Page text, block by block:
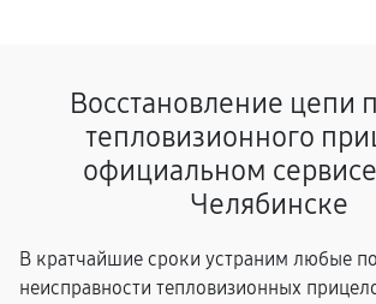
Восстановление цепи
тепловизионного
официальном
Челябинске
В кратчайшие сроки устраним любые
неисправности тепловизионных